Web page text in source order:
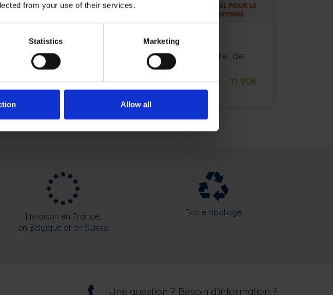
from your use of their services.
Statistics Marketing
Allow all
RhiniZen,
formule pour les
défenses immunitaires
19.00€
PhazynZen,
Le confort naturel de
votre gorge
11.90€
Livraison en France,
en Belgique et en Suisse
Eco emballage
Une question ? Besoin d’information ?